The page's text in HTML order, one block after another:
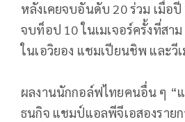
หลังเคยจบอันดับ 20 ร่วม เมื่อปี
จบท็อป 10 ในเมเจอร์ครั้งที่สา
ในเอวิยอง แชมเปียนชิพ และวี
ผลงานนักกอล์ฟไทยคนอื่น ๆ “
ธนกิจ แชมป์แอลพีจีเอสองรายก